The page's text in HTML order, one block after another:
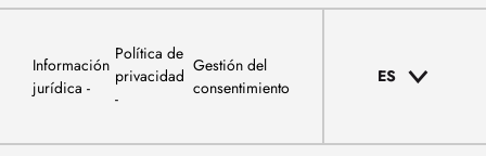
Información
jurídica
Política de
privacidad
Gestión del
consentimiento
ES